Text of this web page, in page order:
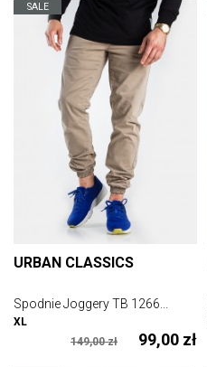
SALE
URBAN CLASSICS
Spodnie Joggery TB 1266...
99,00 zł
149,00 zł
XL